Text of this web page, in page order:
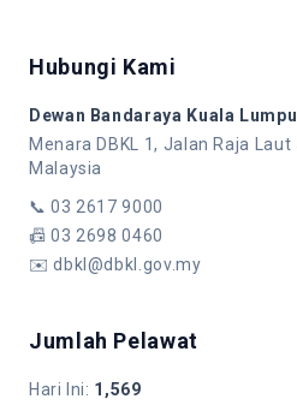
Hubungi Kami
Dewan Bandaraya Kuala
Menara DBKL 1, Jalan Raja
Malaysia
📞03 2617 9000
📠03 2698 0460
✉️dbkl@dbkl.gov.my
Jumlah Pelawat
Hari Ini: 1,569